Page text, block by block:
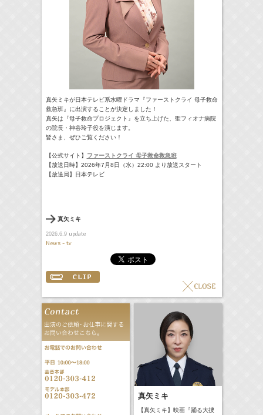
真矢ミキが日本テレビ系水曜ドラマ『ファーストクライ 母子救命
救急班』に出演することが決定しました！
真矢は『母子救命プロジェクト』を立ち上げた、聖フィオナ病院
の院長・神谷玲子役を演じます。
皆さま、ぜひご覧ください！
【公式サイト】
ファーストクライ 母子救命救急班
【放送日時】2026年7月8日（水）22:00 より放送スタート
【放送局】日本テレビ
真矢ミキ
2026.6.9update
News - tv
真矢ミキ
【真矢ミキ】映画『踊る大捜